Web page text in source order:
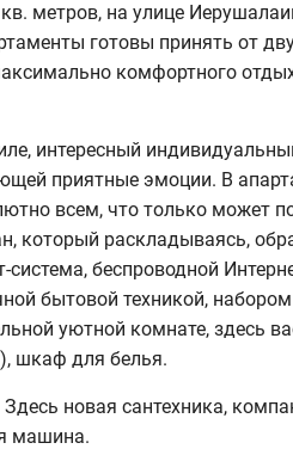
метров, на улице
готовы принять от
комфортного
интересный
приятные эмоции. В
всем, что только может
который раскладываясь,
беспроводной
бытовой техникой,
уютной комнате, здесь
шкаф для белья.
новая сантехника,
машина.